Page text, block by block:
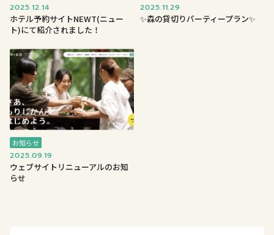
2025.12.14
ホテル予約サイトNEWT(ニュー
ト)にて紹介されました！
2025.11.29
✨森の貸切りパーティープラン✨
お知らせ
2025.09.19
ウェブサイトリニューアルのお知
らせ